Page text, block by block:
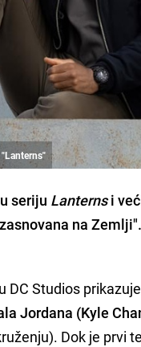
seriju Lanternsi
na
DC Studios
Jordana (Kyle
Dok je prvi